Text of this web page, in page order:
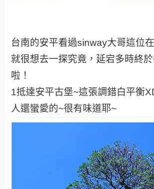
台南的安平看過sinway大哥這位
就很想去一探究竟，延宕多時終
啦！
1抵達安平古堡~這張調錯白平衡
人還蠻愛的~很有味道耶~